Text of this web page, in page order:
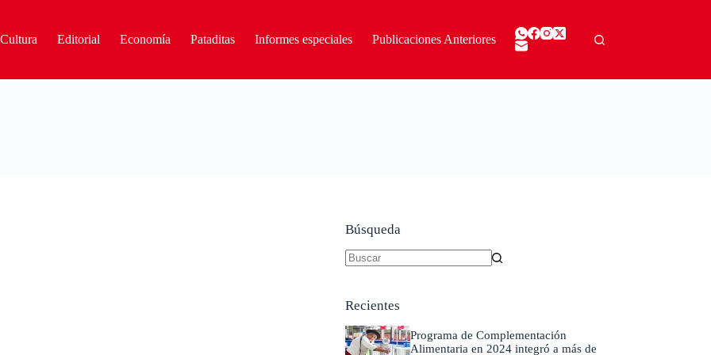
Cultura Editorial Economía Pataditas Informes especiales Publicaciones Anteriores
Búsqueda
Recientes
Programa de Complementación
Alimentaria en 2024 integró a más de